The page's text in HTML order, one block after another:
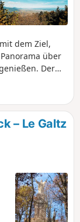
dem Ziel,
über
Der
Ebene
– Le Galtz